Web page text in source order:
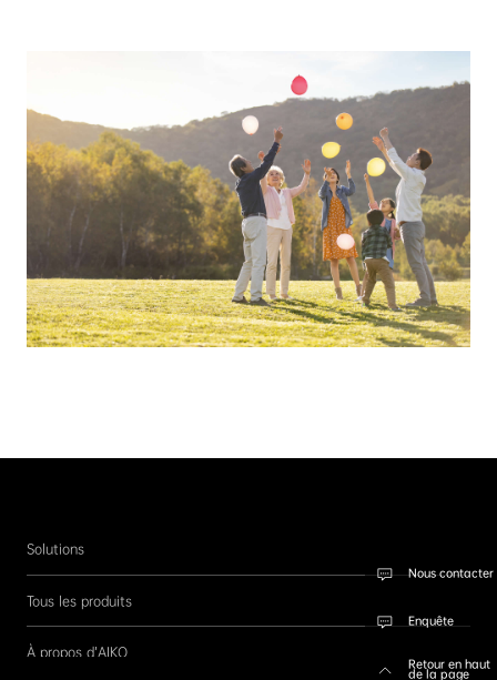
Solutions
Tous les produits
À propos d’AIKO
Nous contacter
Enquête
Retour en haut
de la page